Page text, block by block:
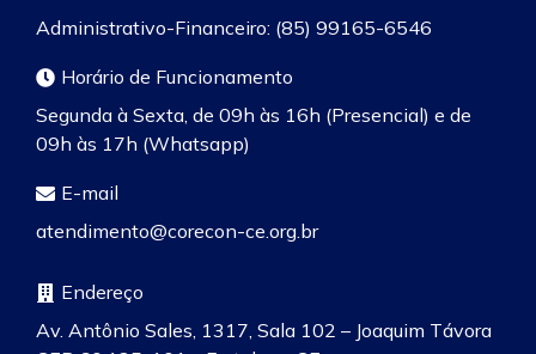
Administrativo-Financeiro: (85) 99165-6546
Horário de Funcionamento
Segunda à Sexta, de 09h às 16h (Presencial) e de
09h às 17h (Whatsapp)
E-mail
atendimento@corecon-ce.org.br
Endereço
Av. Antônio Sales, 1317, Sala 102 – Joaquim Távora